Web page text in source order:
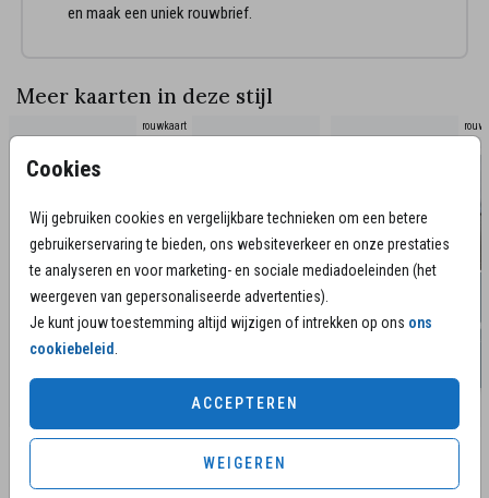
Cookies
Wij gebruiken cookies en vergelijkbare technieken om een betere
gebruikerservaring te bieden, ons websiteverkeer en onze prestaties
te analyseren en voor marketing- en sociale mediadoeleinden (het
weergeven van gepersonaliseerde advertenties).
Je kunt jouw toestemming altijd wijzigen of intrekken op ons ons
cookiebeleid.
ACCEPTEREN
WEIGEREN
en maak een uniek rouwbrief.
Meer kaarten in deze stijl
rouwkaart